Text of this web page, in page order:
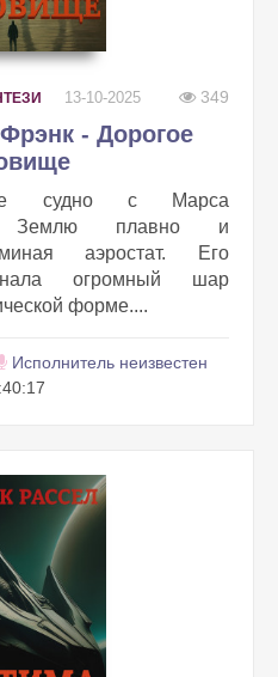
13-10-2025 349
- Дорогое
судно с Марса
Землю плавно и
аэростат. Его
огромный шар
форме....
Исполнитель неизвестен